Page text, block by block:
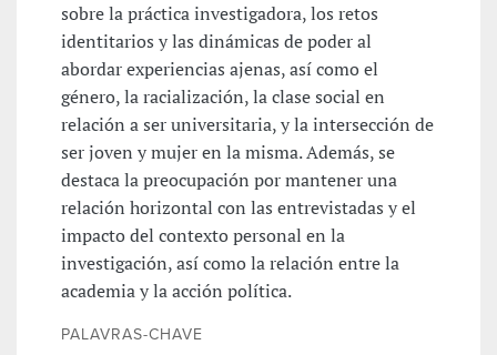
sobre la práctica investigadora, los retos
identitarios y las dinámicas de poder al
abordar experiencias ajenas, así como el
género, la racialización, la clase social en
relación a ser universitaria, y la intersección de
ser joven y mujer en la misma. Además, se
destaca la preocupación por mantener una
relación horizontal con las entrevistadas y el
impacto del contexto personal en la
investigación, así como la relación entre la
academia y la acción política.
PALAVRAS-CHAVE